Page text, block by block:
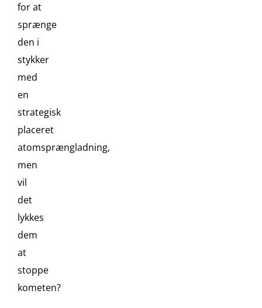
for at
sprænge
den i
stykker
med
en
strategisk
placeret
atomsprængladning,
men
vil
det
lykkes
dem
at
stoppe
kometen?